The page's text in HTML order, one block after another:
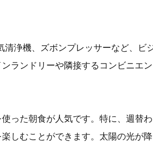
浄機、ズボンプレッサーなど、ビ
ランドリーや隣接するコンビニエ
った朝食が人気です。特に、週替
しむことができます。太陽の光が